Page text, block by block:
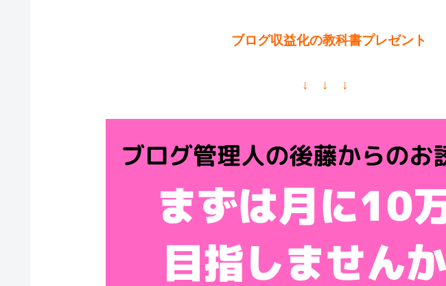
ブログ収益化の教科書プレゼント
↓ ↓ ↓